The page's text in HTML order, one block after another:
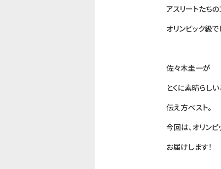
アスリートたちの
オリンピック級で
佐々木圭一が
とくに素晴らし
伝え方ベスト。
今回は、オリン
お届けします！